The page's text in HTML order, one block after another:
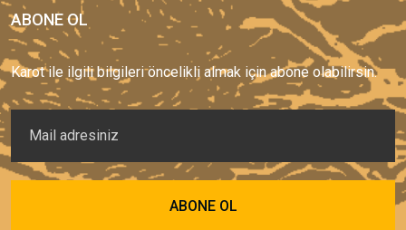
ABONE OL
Karot ile ilgili bilgileri öncelikli almak için abone olabilirsin.